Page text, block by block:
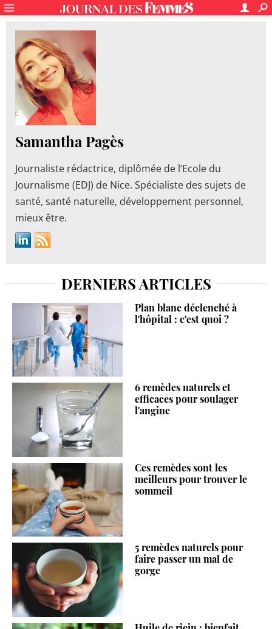
Samantha Pagès
Journaliste rédactrice, diplômée de l’Ecole du
Journalisme (EDJ) de Nice. Spécialiste des sujets de
santé, santé naturelle, développement personnel,
mieux être.
DERNIERS ARTICLES
Plan blanc déclenché à
l'hôpital : c'est quoi ?
6 remèdes naturels et
efficaces pour soulager
l'angine
Ces remèdes sont les
meilleurs pour trouver le
sommeil
5 remèdes naturels pour
faire passer un mal de
gorge